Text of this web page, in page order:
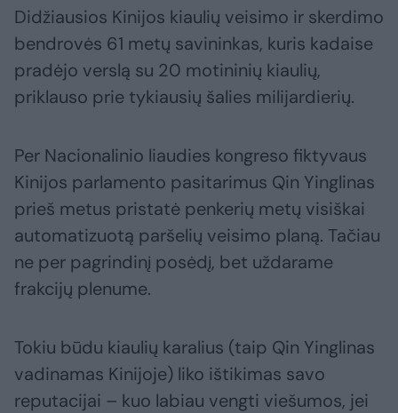
Didžiausios Kinijos kiaulių veisimo ir skerdimo
bendrovės 61 metų savininkas, kuris kadaise
pradėjo verslą su 20 motininių kiaulių,
priklauso prie tykiausių šalies milijardierių.
Per Nacionalinio liaudies kongreso fiktyvaus
Kinijos parlamento pasitarimus Qin Yinglinas
prieš metus pristatė penkerių metų visiškai
automatizuotą paršelių veisimo planą. Tačiau
ne per pagrindinį posėdį, bet uždarame
frakcijų plenume.
Tokiu būdu kiaulių karalius (taip Qin Yinglinas
vadinamas Kinijoje) liko ištikimas savo
reputacijai – kuo labiau vengti viešumos, jei